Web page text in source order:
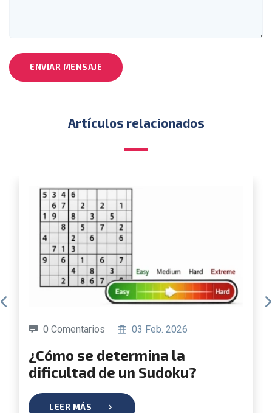
ENVIAR MENSAJE
Artículos relacionados
0 Comentarios 19 Jun. 2025
¿Cómo crear tu propio
LEER MÁS